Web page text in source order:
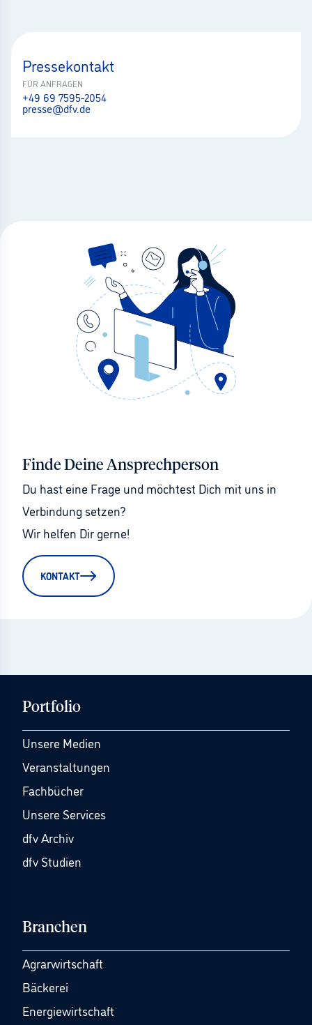
Pressekontakt
FÜR ANFRAGEN
+49 69 7595-2054
presse@dfv.de
Finde Deine Ansprechperson
Du hast eine Frage und möchtest Dich mit uns in
Verbindung setzen?
Wir helfen Dir gerne!
KONTAKT
Portfolio
Unsere Medien
Veranstaltungen
Fachbücher
Unsere Services
dfv Archiv
dfv Studien
Branchen
Agrarwirtschaft
Bäckerei
Energiewirtschaft